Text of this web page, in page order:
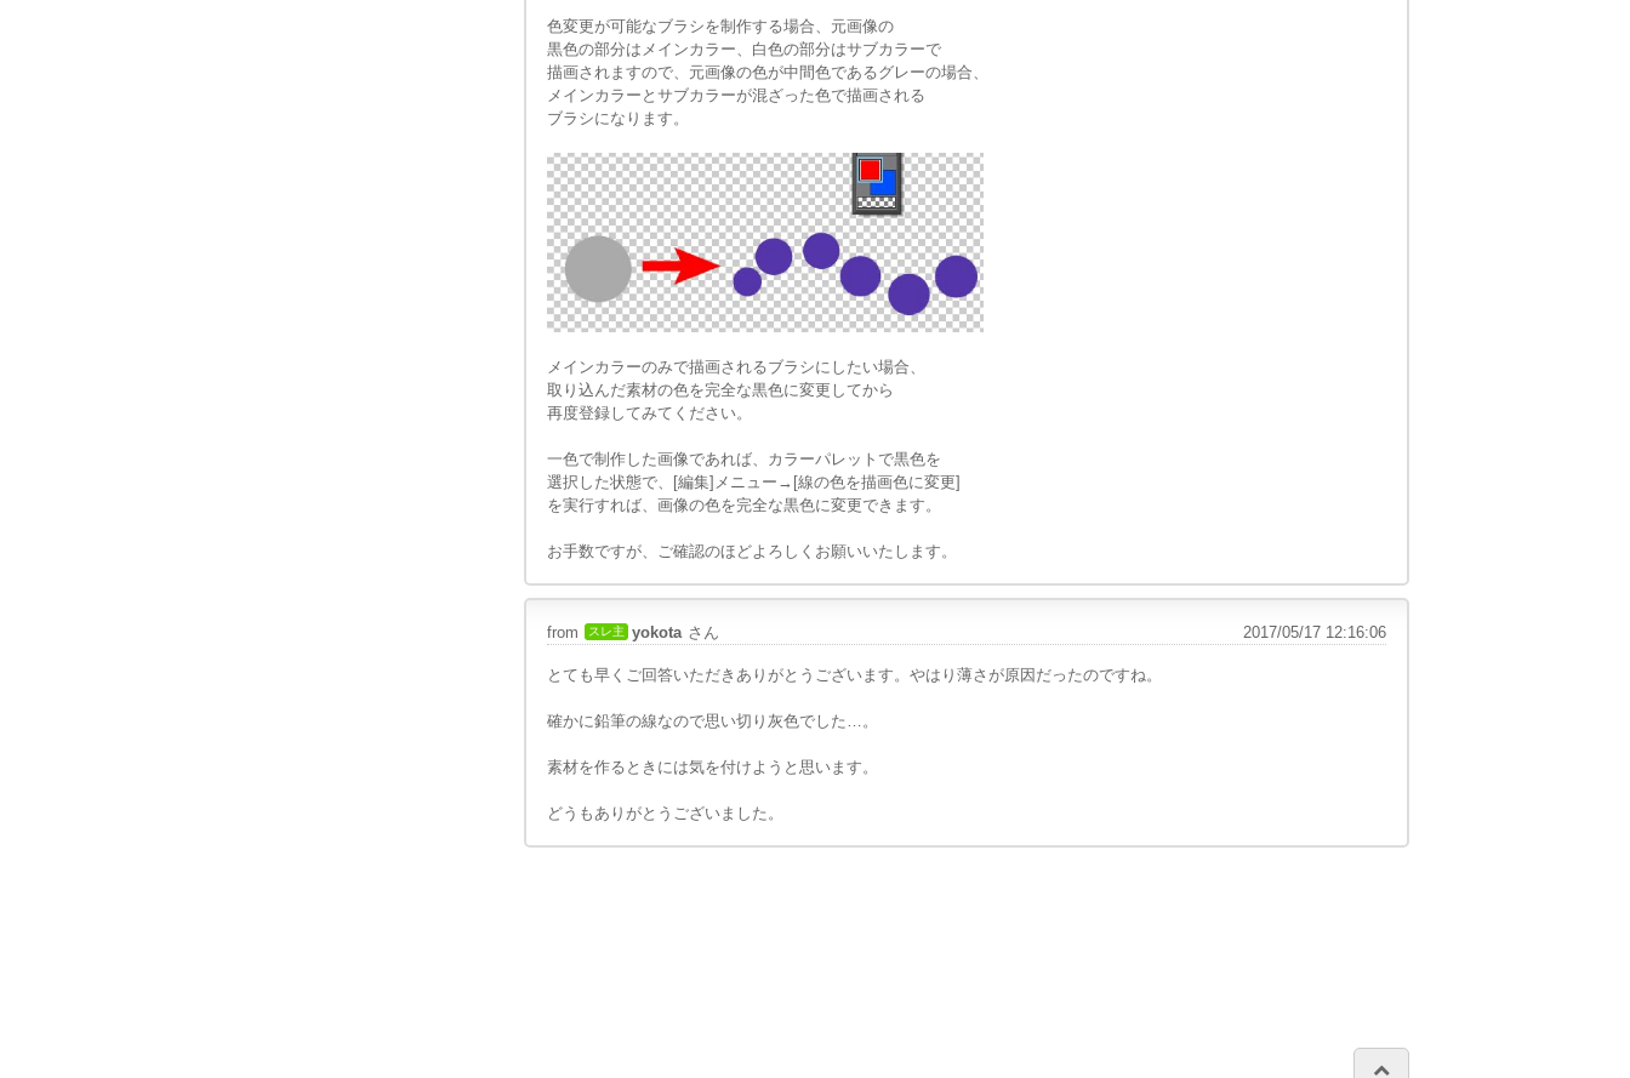
色変更が可能なブラシを制作する場合、元画像の
黒色の部分はメインカラー、白色の部分はサブカラーで
描画されますので、元画像の色が中間色であるグレーの場合、
メインカラーとサブカラーが混ざった色で描画される
ブラシになります。
メインカラーのみで描画されるブラシにしたい場合、
取り込んだ素材の色を完全な黒色に変更してから
再度登録してみてください。
一色で制作した画像であれば、カラーパレットで黒色を
選択した状態で、[編集]メニュー→[線の色を描画色に変更]
を実行すれば、画像の色を完全な黒色に変更できます。
お手数ですが、ご確認のほどよろしくお願いいたします。
from スレ主 yokota さん 2017/05/17 12:16:06
とても早くご回答いただきありがとうございます。やはり薄さが原因だったのですね。
確かに鉛筆の線なので思い切り灰色でした…。
素材を作るときには気を付けようと思います。
どうもありがとうございました。